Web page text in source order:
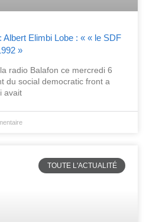
Elimbi Lobe : « « le SDF
»
radio Balafon ce mercredi 6
du social democratic front a
avait
TOUTE L'ACTUALITÉ